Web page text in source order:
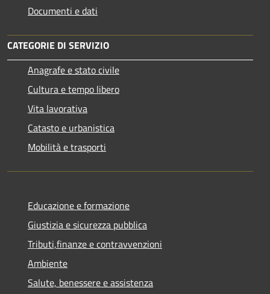
Documenti e dati
CATEGORIE DI SERVIZIO
Anagrafe e stato civile
Cultura e tempo libero
Vita lavorativa
Catasto e urbanistica
Mobilità e trasporti
Educazione e formazione
Giustizia e sicurezza pubblica
Tributi,finanze e contravvenzioni
Ambiente
Salute, benessere e assistenza